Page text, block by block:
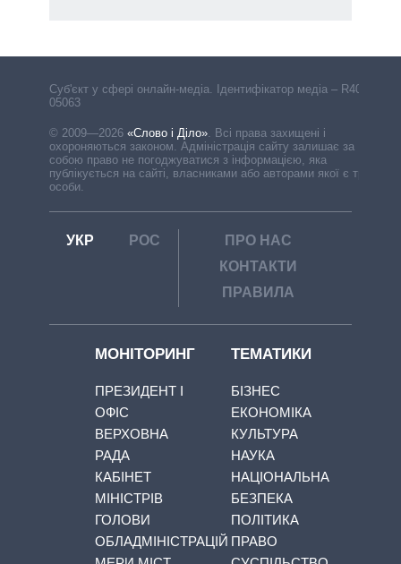
Cуб'єкт у сфері онлайн-медіа. Ідентифікатор медіа – R40-
05063
© 2009—2026 «Слово і Діло». Всі права захищені і
охороняються законом. Адміністрація сайту залишає за
собою право не погоджуватися з інформацією, яка
публікується на сайті, власниками або авторами якої є треті
особи.
УКР РОС
ПРО НАС
КОНТАКТИ
ПРАВИЛА
МОНІТОРИНГ
ПРЕЗИДЕНТ І
ОФІС
ВЕРХОВНА
РАДА
КАБІНЕТ
МІНІСТРІВ
ГОЛОВИ
ОБЛАДМІНІСТРАЦІЙ
ТЕМАТИКИ
БІЗНЕС
ЕКОНОМІКА
КУЛЬТУРА
НАУКА
НАЦІОНАЛЬНА
БЕЗПЕКА
ПОЛІТИКА
ПРАВО